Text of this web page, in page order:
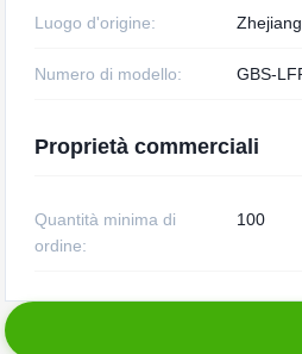
Luogo d'origine:
Numero di modello: GBS-
Proprietà commerciali
Quantità minima di
ordine:
100